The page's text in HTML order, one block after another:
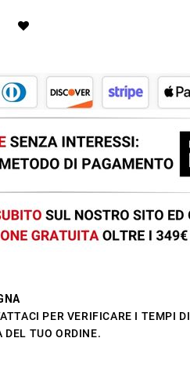
PER VERIFICARE I TEMPI DI
DEL TUO ORDINE.